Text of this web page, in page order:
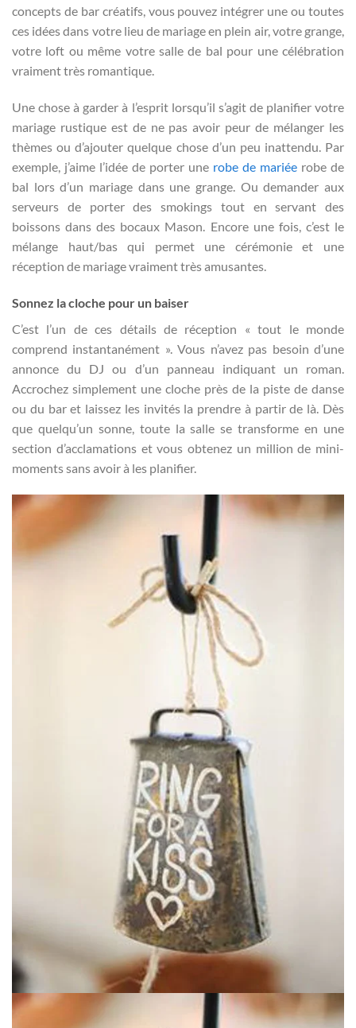
concepts de bar créatifs, vous pouvez intégrer une ou toutes
ces idées dans votre lieu de mariage en plein air, votre grange,
votre loft ou même votre salle de bal pour une célébration
vraiment très romantique.
Une chose à garder à l’esprit lorsqu’il s’agit de planifier votre
mariage rustique est de ne pas avoir peur de mélanger les
thèmes ou d’ajouter quelque chose d’un peu inattendu. Par
exemple, j’aime l’idée de porter une robe de mariée robe de
bal lors d’un mariage dans une grange. Ou demander aux
serveurs de porter des smokings tout en servant des
boissons dans des bocaux Mason. Encore une fois, c’est le
mélange haut/bas qui permet une cérémonie et une
réception de mariage vraiment très amusantes.
Sonnez la cloche pour un baiser
C’est l’un de ces détails de réception « tout le monde
comprend instantanément ». Vous n’avez pas besoin d’une
annonce du DJ ou d’un panneau indiquant un roman.
Accrochez simplement une cloche près de la piste de danse
ou du bar et laissez les invités la prendre à partir de là. Dès
que quelqu’un sonne, toute la salle se transforme en une
section d’acclamations et vous obtenez un million de mini-
moments sans avoir à les planifier.